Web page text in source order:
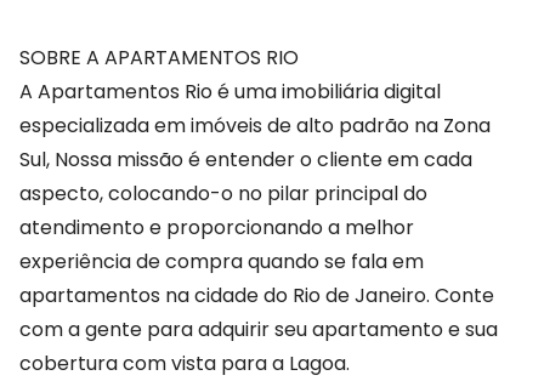
SOBRE A APARTAMENTOS RIO
A Apartamentos Rio é uma imobiliária digital
especializada em imóveis de alto padrão na Zona
Sul, Nossa missão é entender o cliente em cada
aspecto, colocando-o no pilar principal do
atendimento e proporcionando a melhor
experiência de compra quando se fala em
apartamentos na cidade do Rio de Janeiro. Conte
com a gente para adquirir seu apartamento e sua
cobertura com vista para a Lagoa.